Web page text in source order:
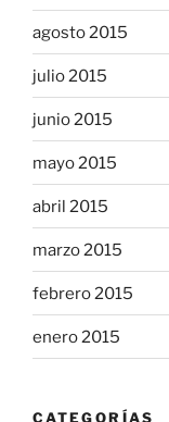
agosto 2015
julio 2015
junio 2015
mayo 2015
abril 2015
marzo 2015
febrero 2015
enero 2015
CATEGORÍAS